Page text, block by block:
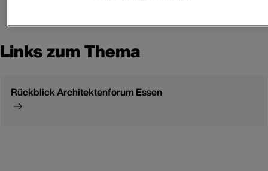
Links zum Thema
Rückblick Architektenforum Essen